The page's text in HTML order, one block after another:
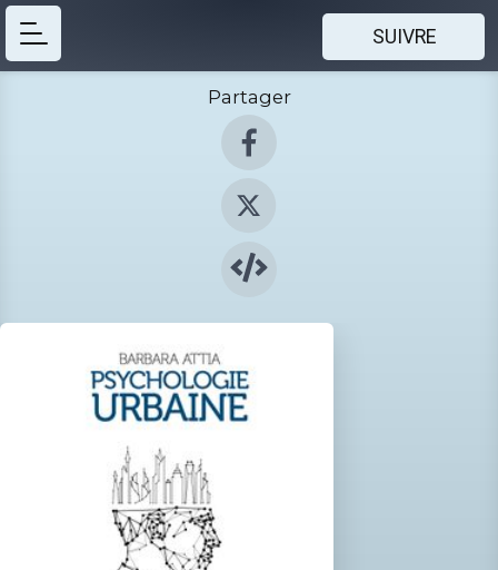
SUIVRE
Partager